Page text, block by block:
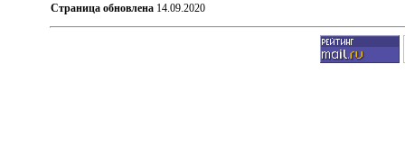
Страница обновлена 14.09.2020